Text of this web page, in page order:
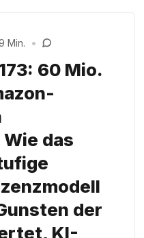
Min. •
60 Mio.
das
der
KI-